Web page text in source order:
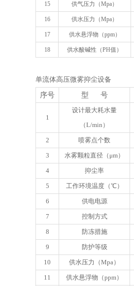
15 供气压力（Mpa）
16 供水压力（Mpa）
17 供水悬浮物（ppm）
18 供水酸碱性（PH值）
单流体高压微雾抑尘设备
序号 型 号
1
设计最大耗水量
（L/min）
2 喷雾点个数
3 水雾颗粒直径（μm）
4 抑尘率
5 工作环境温度（℃）
6 供电电源
7 控制方式
8 防冻措施
9 防护等级
10 供水压力（Mpa）
11 供水悬浮物（ppm）